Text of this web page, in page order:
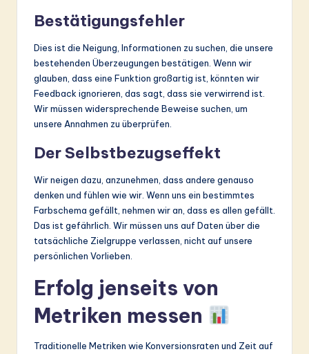
Bestätigungsfehler
Dies ist die Neigung, Informationen zu suchen, die unsere
bestehenden Überzeugungen bestätigen. Wenn wir
glauben, dass eine Funktion großartig ist, könnten wir
Feedback ignorieren, das sagt, dass sie verwirrend ist.
Wir müssen widersprechende Beweise suchen, um
unsere Annahmen zu überprüfen.
Der Selbstbezugseffekt
Wir neigen dazu, anzunehmen, dass andere genauso
denken und fühlen wie wir. Wenn uns ein bestimmtes
Farbschema gefällt, nehmen wir an, dass es allen gefällt.
Das ist gefährlich. Wir müssen uns auf Daten über die
tatsächliche Zielgruppe verlassen, nicht auf unsere
persönlichen Vorlieben.
Erfolg jenseits von
Metriken messen
Traditionelle Metriken wie Konversionsraten und Zeit auf